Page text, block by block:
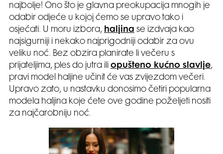
najbolje! Ono što je glavna preokupacija mnogih je
odabir odjeće u kojoj ćemo se upravo tako i
osjećati. U moru izbora, haljina se izdvaja kao
najsigurniji i nekako najprigodniji odabir za ovu
veliku noć. Bez obzira planirate li večeru s
prijateljima, ples do jutra ili opušteno kućno slavlje,
pravi model haljine učinit će vas zvijezdom večeri.
Upravo zato, u nastavku donosimo četiri popularna
modela haljina koje ćete ove godine poželjeti nositi
za najčarobniju noć.